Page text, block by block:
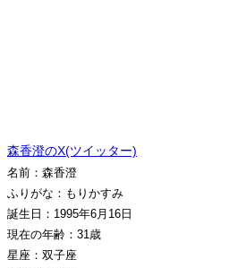
森香澄のX(ツイッター)
名前：森香澄
ふりがな：もりかすみ
誕生日：1995年6月16日
現在の年齢：31歳
星座：双子座